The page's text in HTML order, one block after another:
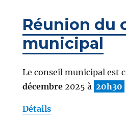
Réunion du
municipal
Le conseil municipal est
décembre2025 à 20h30
Détails